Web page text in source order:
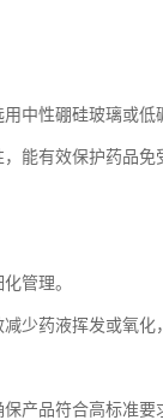
中性硼硅玻璃或低
能有效保护药品
管理。
少药液挥发或氧
产品符合高标准要